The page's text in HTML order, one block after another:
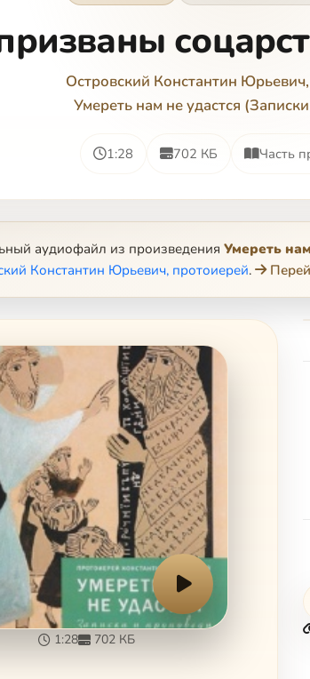
Островский Константин
Умереть нам не удастся
1:28 702 КБ Часть
аудиофайл из произведения Умереть
Константин Юрьевич, протоиерей.
1:28 702 КБ